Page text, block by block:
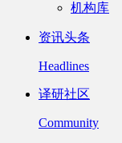
机构库
资讯头条
Headlines
译研社区
Community